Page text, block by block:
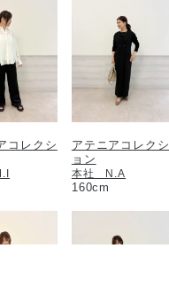
コレクシ
アテニアコレクシ
ョン
本社 N.A
160cm